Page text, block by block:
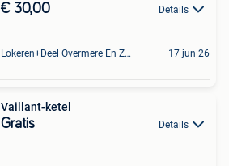
€ 30,00 Details
Lokeren+Deel Overmere En Zele 17 jun 26
Vaillant-ketel
Gratis Details